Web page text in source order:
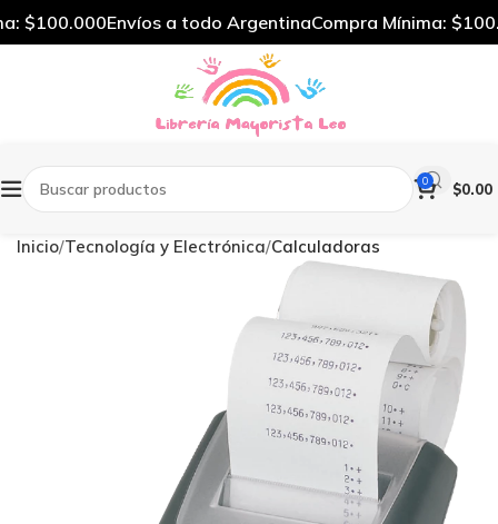
0 $0.00
Inicio Tecnología y Electrónica Calculadoras
$100.000Envíos a todo ArgentinaCompra Mínima: